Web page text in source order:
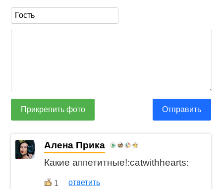
Прикрепить фото Отправить
Алена Прика
Какие аппетитные!:catwithhearts:
1 ответить